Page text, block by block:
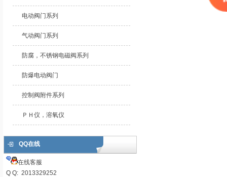
电动阀门系列
气动阀门系列
防腐，不锈钢电磁阀系列
防爆电动阀门
控制阀附件系列
ＰＨ仪，溶氧仪
QQ在线
在线客服
Q Q: 2013329252